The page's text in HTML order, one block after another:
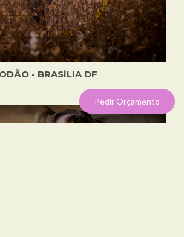
- BRASÍLIA DF
Pedir Orçamento